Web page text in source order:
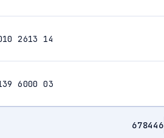
2613 14
6000 03
678446